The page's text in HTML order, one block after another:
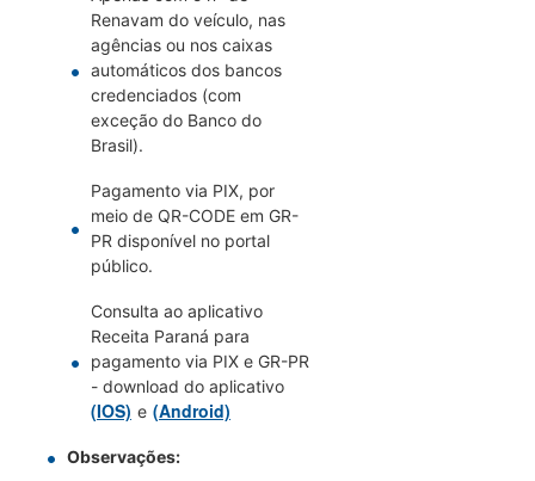
Renavam do veículo, nas
agências ou nos caixas
automáticos dos bancos
credenciados (com
exceção do Banco do
Brasil).
Pagamento via PIX, por
meio de QR-CODE em GR-
PR disponível no portal
público.
Consulta ao aplicativo
Receita Paraná para
pagamento via PIX e GR-PR
- download do aplicativo
(IOS) e (Android)
Observações: